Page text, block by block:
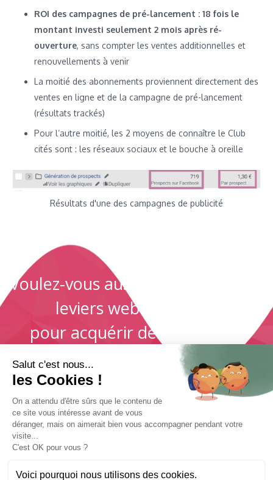
ROI des campagnes de pré-lancement : 18 fois le
montant investi seulement 2 mois après ré-
ouverture, sans compter les ventes additionnelles et
renouvellements à venir
La moitié des abonnements proviennent directement des
ventes en ligne et de la campagne de pré-lancement
(résultats trackés)
Pour l’autre moitié, les 2 moyens de connaître le Club
cités sont : les réseaux sociaux et le bouche à oreille
Résultats d'une des campagnes de publicité
Voulez-vous aussi activer les bons
leviers webmarketing
pour acquérir des prospects
qualifiés et faire décoller vos
résultats ?
PRENONS RENDEZ-VOUS
Salut c'est nous...
les Cookies !
On a attendu d'être sûrs que le contenu de
ce site vous intéresse avant de vous
déranger, mais on aimerait bien vous accompagner pendant votre
visite...
C'est OK pour vous ?
Voici pourquoi nous utilisons des cookies.